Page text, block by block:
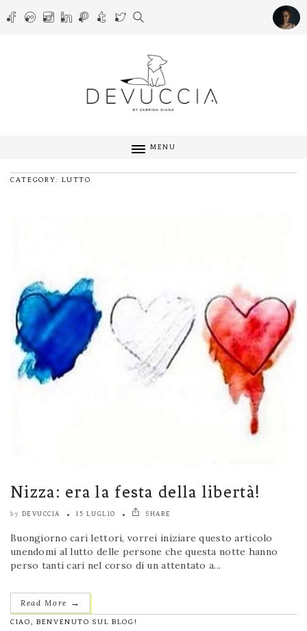
MENU
CATEGORY: LUTTO
Nizza: era la festa della libertà!
by DEVUCCIA 15 LUGLIO SHARE
Buongiorno cari lettori, vorrei iniziare questo articolo
unendomi al lutto delle persone che questa notte hanno
perso tanti cari nel corso di un attentato a...
Read More →
CIAO, BENVENUTO SUL BLOG!